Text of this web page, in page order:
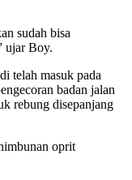
sudah bisa
ujar Boy.
telah masuk pada
badan jalan
rebung disepanjang
oprit